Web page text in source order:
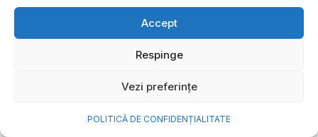
Accept
Respinge
Vezi preferințe
POLITICĂ DE CONFIDENȚIALITATE
frumoase amintiri ale verii într-
o bijuterie Pandora pe care o